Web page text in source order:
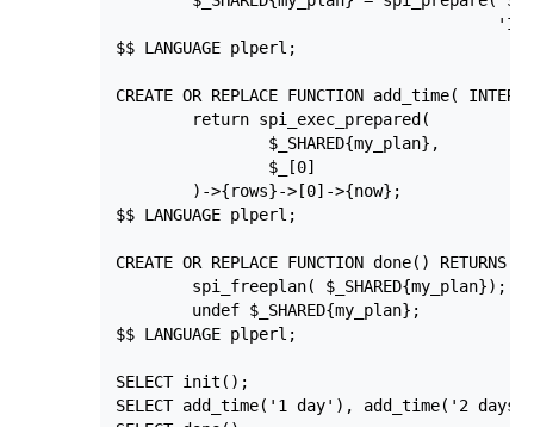
$$ LANGUAGE plperl;
CREATE OR REPLACE FUNCTION add_time(
        return spi_exec_prepared(
                $_SHARED{my_plan},
                $_[0]
        )->{rows}->[0]->{now};
$$ LANGUAGE plperl;
CREATE OR REPLACE FUNCTION done() RETURNS
        spi_freeplan( $_SHARED{my_plan});
        undef $_SHARED{my_plan};
$$ LANGUAGE plperl;
SELECT init();
SELECT add_time('1 day'), add_time('2